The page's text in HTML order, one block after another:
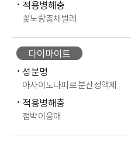
적용병해충
꽃노랑총채벌레
다이마이트
성분명
아사이노나피르 분산성액제
적용병해충
점박이응애